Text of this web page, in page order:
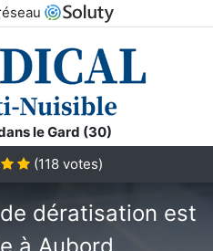
le Gard (30)
(118 votes)
dératisation est